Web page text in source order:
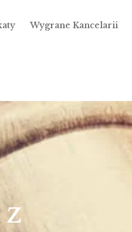
Wygrane Kancelarii